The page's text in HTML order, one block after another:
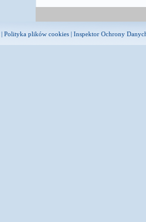
| Polityka plików cookies | Inspektor Ochrony